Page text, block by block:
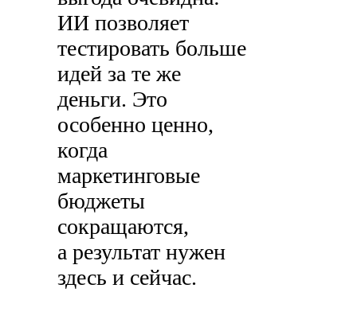
ИИ позволяет
тестировать больше
идей за те же
деньги. Это
особенно ценно,
когда
маркетинговые
бюджеты
сокращаются,
а результат нужен
здесь и сейчас.